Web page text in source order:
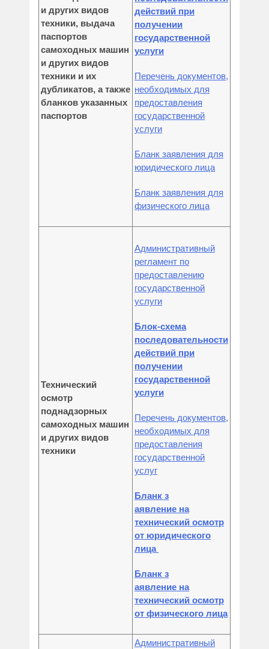
и других видов
техники, выдача
паспортов
самоходных машин
и других видов
техники и их
дубликатов, а также
бланков указанных
паспортов
действий при
получении
государственной
услуги
Перечень документов,
необходимых для
предоставления
государственной
услуги
Бланк заявления для
юридического лица
Бланк заявления для
физического лица
Технический
осмотр
поднадзорных
самоходных машин
и других видов
техники
Административный
регламент по
предоставлению
государственной
услуги
Блок-схема
последовательности
действий при
получении
государственной
услуги
Перечень документов,
необходимых для
предоставления
государственной
услуг
Бланк з
аявление на
технический осмотр
от юридического
лица
Бланк з
аявление на
технический осмотр
от физического лица
Административный